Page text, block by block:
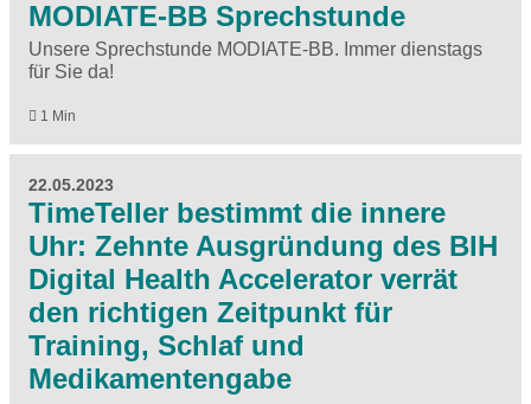
MODIATE-BB Sprechstunde
Unsere Sprechstunde MODIATE-BB. Immer dienstags
für Sie da!
1 Min
22.05.2023
TimeTeller bestimmt die innere
Uhr: Zehnte Ausgründung des BIH
Digital Health Accelerator verrät
den richtigen Zeitpunkt für
Training, Schlaf und
Medikamentengabe